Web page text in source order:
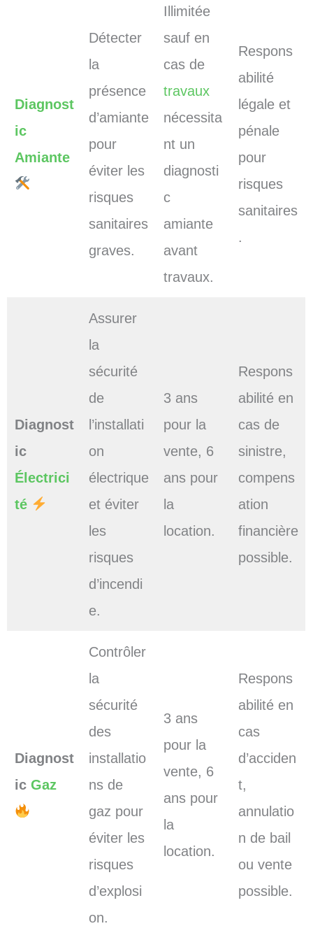
Diagnost
ic
Amiante
Détecter
la
présence
d’amiante
pour
éviter les
risques
sanitaires
graves.
Illimitée
sauf en
cas de
travaux
nécessita
nt un
diagnosti
c
amiante
avant
travaux.
Respons
abilité
légale et
pénale
pour
risques
sanitaires
.
Diagnost
ic
Électrici
té
Assurer
la
sécurité
de
l’installati
on
électrique
et éviter
les
risques
d’incendi
e.
3 ans
pour la
vente, 6
ans pour
la
location.
Respons
abilité en
cas de
sinistre,
compens
ation
financière
possible.
Diagnost
ic Gaz
Contrôler
la
sécurité
des
installatio
ns de
gaz pour
éviter les
risques
d’explosi
on.
3 ans
pour la
vente, 6
ans pour
la
location.
Respons
abilité en
cas
d’acciden
t,
annulatio
n de bail
ou vente
possible.